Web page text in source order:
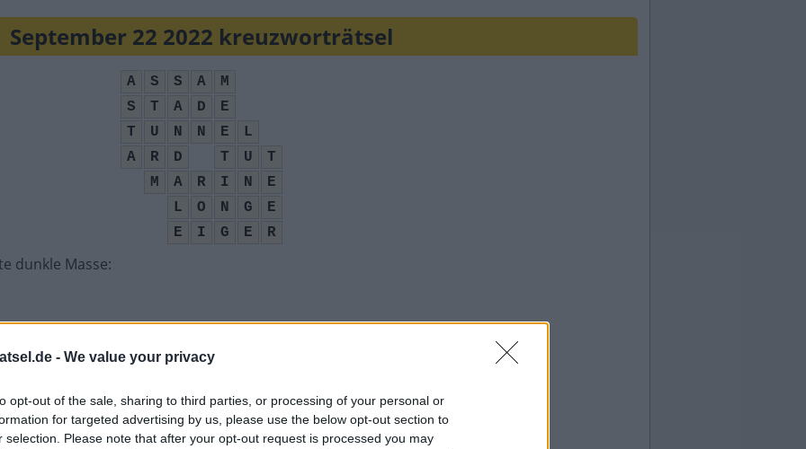
- We value your privacy
opt-out of the sale, sharing to third parties, or processing of your personal or
for targeted advertising by us, please use the below opt-out section to
selection. Please note that after your opt-out request is processed you may
September 22 2022 kreuzworträtsel
A S S A
M
S
T A D
E
T
U N N E
L
A
R D T U
T
M
A R I N
E
L
O N G
E
E
I G E R
dunkle Masse:
: